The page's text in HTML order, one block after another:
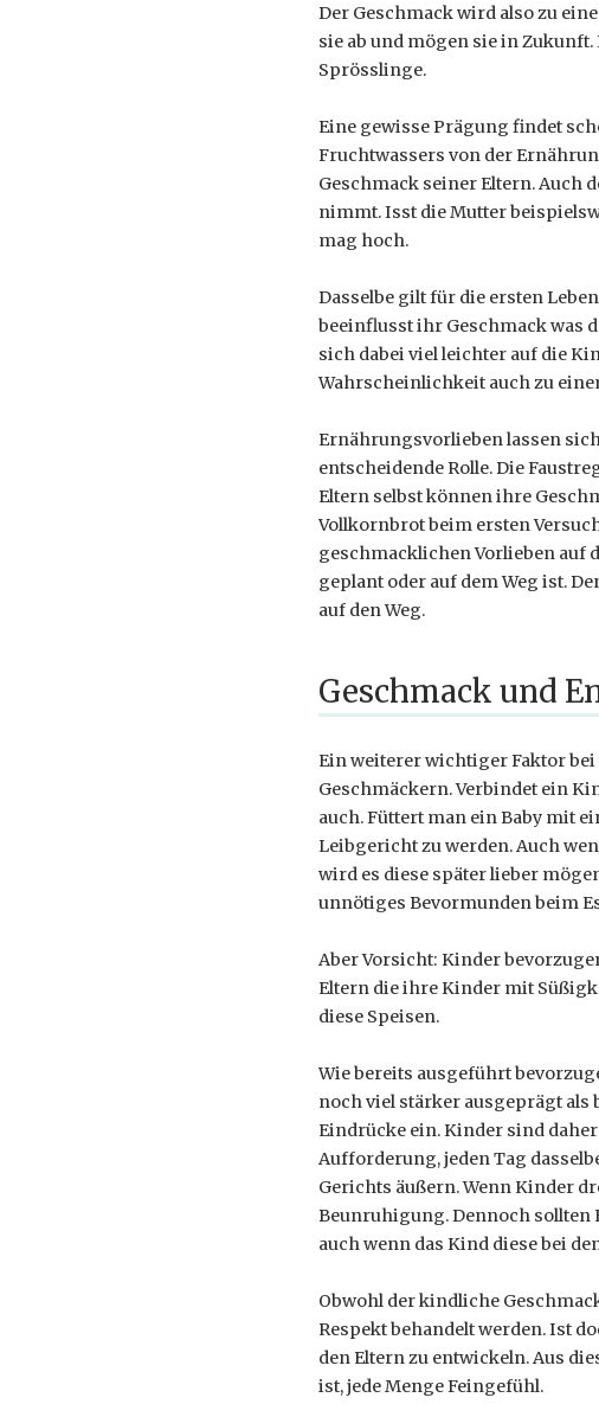
Der Geschmack wird also zu
sie ab und mögen sie in
Sprösslinge.
Eine gewisse Prägung findet
Fruchtwassers von der
Geschmack seiner Eltern. Auch
nimmt. Isst die Mutter
mag hoch.
Dasselbe gilt für die ersten
beeinflusst ihr Geschmack was
sich dabei viel leichter auf die
Wahrscheinlichkeit auch zu
Ernährungsvorlieben lassen
entscheidende Rolle. Die
Eltern selbst können ihre
Vollkornbrot beim ersten
geschmacklichen Vorlieben auf
geplant oder auf dem Weg ist.
auf den Weg.
Geschmack und
Ein weiterer wichtiger Faktor
Geschmäckern. Verbindet ein
auch. Füttert man ein Baby mit
Leibgericht zu werden. Auch
wird es diese später lieber
unnötiges Bevormunden beim
Aber Vorsicht: Kinder
Eltern die ihre Kinder mit
diese Speisen.
Wie bereits ausgeführt
noch viel stärker ausgeprägt als
Eindrücke ein. Kinder sind
Aufforderung, jeden Tag
Gerichts äußern. Wenn Kinder
Beunruhigung. Dennoch sollten
auch wenn das Kind diese bei
Obwohl der kindliche
Respekt behandelt werden. Ist
den Eltern zu entwickeln. Aus
ist, jede Menge Feingefühl.